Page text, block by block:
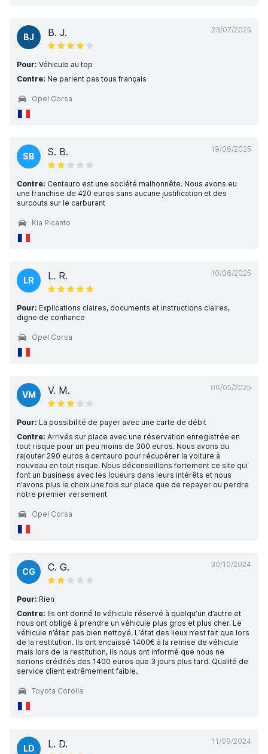
23/07/2025
BJ B. J.
Pour: Véhicule au top
Contre: Ne parlent pas tous français
Opel Corsa
19/06/2025
SB S. B.
Contre: Centauro est une société malhonnête. Nous avons eu
une franchise de 420 euros sans aucune justification et des
surcouts sur le carburant
Kia Picanto
10/06/2025
LR L. R.
Pour: Explications claires, documents et instructions claires,
digne de confiance
Opel Corsa
06/05/2025
VM V. M.
Pour: La possibilité de payer avec une carte de débit
Contre: Arrivés sur place avec une réservation enregistrée en
tout risque pour un peu moins de 300 euros. Nous avons du
rajouter 290 euros à centauro pour récupérer la voiture à
nouveau en tout risque. Nous déconseillons fortement ce site qui
font un business avec les loueurs dans leurs intérêts et nous
n’avons plus le choix une fois sur place que de repayer ou perdre
notre premier versement
Opel Corsa
30/10/2024
CG C. G.
Pour: Rien
Contre: Ils ont donné le véhicule réservé à quelqu’un d’autre et
nous ont obligé à prendre un véhicule plus gros et plus cher. Le
véhicule n’était pas bien nettoyé. L’état des lieux n’est fait que lors
de la restitution. Ils ont encaissé 1400€ à la remise de véhicule
mais lors de la restitution, ils nous ont informé que nous ne
serions crédités des 1400 euros que 3 jours plus tard. Qualité de
service client extrêmement faible.
Toyota Corolla
11/09/2024
LD L. D.